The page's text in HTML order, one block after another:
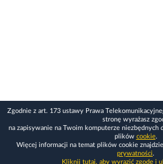
Zgodnie z art. 173 ustawy Prawa
stronę wyrażasz
na zapisywanie na Twoim komputerze niezbędnych
plików cookie.
Więcej informacji na temat plików cookie
prywatności.
Kliknij tutaj, aby wyrazić zgodę i